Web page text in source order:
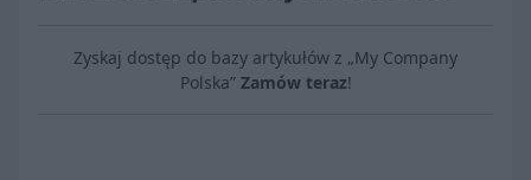
Zyskaj dostęp do bazy artykułów z „My Company
Polska” Zamów teraz!